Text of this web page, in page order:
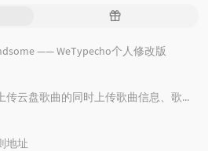
随
文
章
—— WeTypecho个人修改版
笔记 | 网易云音乐上传云盘歌曲的同时上传歌曲信息、歌词及专辑图
地址